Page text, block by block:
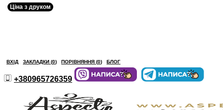
ВХІД ЗАКЛАДКИ (0) ПОРІВНЯННЯ (0) БЛОГ
+380965726359
Ціна з друком